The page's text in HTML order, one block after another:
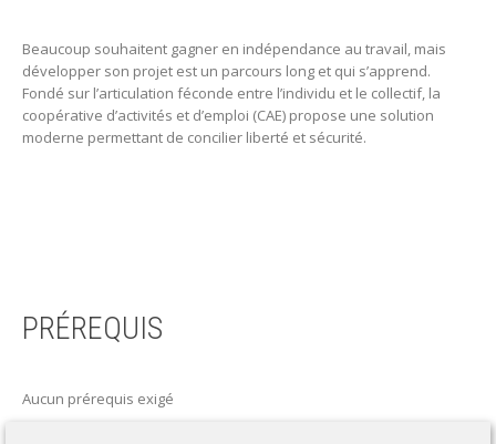
Beaucoup souhaitent gagner en indépendance au travail, mais
développer son projet est un parcours long et qui s’apprend.
Fondé sur l’articulation féconde entre l’individu et le collectif, la
coopérative d’activités et d’emploi (CAE) propose une solution
moderne permettant de concilier liberté et sécurité.
PRÉREQUIS
Aucun prérequis exigé